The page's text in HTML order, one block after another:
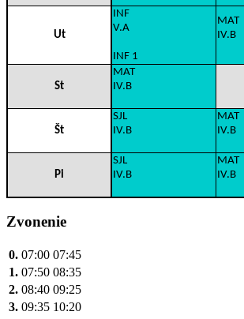
Ut
INF
V.A
INF 1
MAT
IV.B
St
MAT
IV.B
Št
SJL
IV.B
MAT
IV.B
Pi
SJL
IV.B
MAT
IV.B
Zvonenie
0. 07:00 07:45
1. 07:50 08:35
2. 08:40 09:25
3. 09:35 10:20